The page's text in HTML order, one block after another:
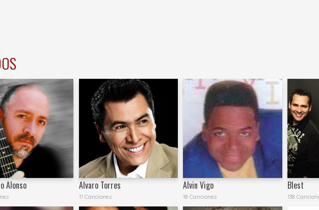
Alonso Alvaro Torres
11 Canciones
Alvin Vigo
18 Canciones
Blest
138